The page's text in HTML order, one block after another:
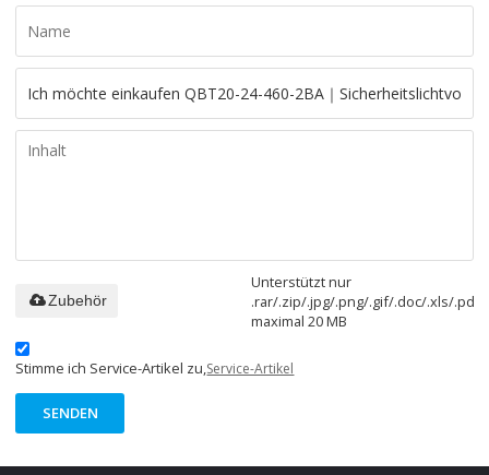
Unterstützt nur
.rar/.zip/.jpg/.png/.gif/.doc/.xls/.pdf,
maximal 20 MB
Zubehör
Stimme ich Service-Artikel zu,Service-Artikel
SENDEN